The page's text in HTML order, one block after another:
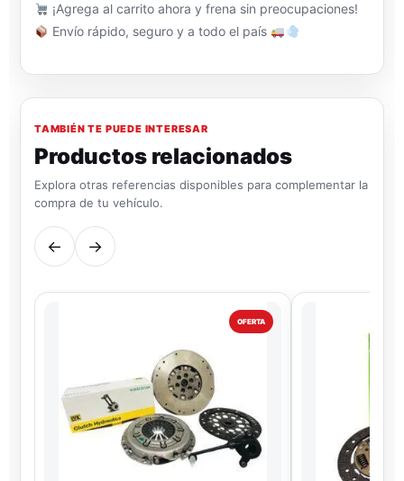
¡Agrega al carrito ahora y frena sin preocupaciones!
Envío rápido, seguro y a todo el país
TAMBIÉN TE PUEDE INTERESAR
Productos relacionados
Explora otras referencias disponibles para complementar la
compra de tu vehículo.
← →
OFERTA